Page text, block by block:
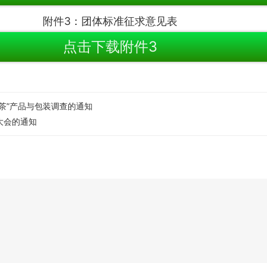
附件3：团体标准征求意见表
点击下载附件3
”产品与包装调查的通知
会的通知